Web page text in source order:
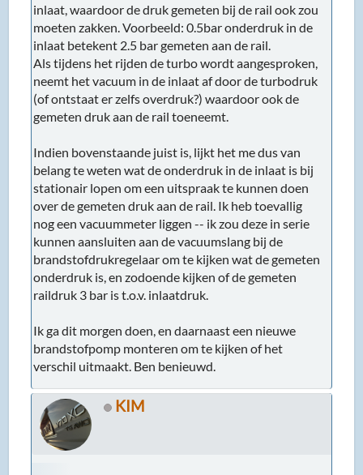
inlaat, waardoor de druk gemeten bij de rail ook zou
moeten zakken. Voorbeeld: 0.5bar onderdruk in de
inlaat betekent 2.5 bar gemeten aan de rail.
Als tijdens het rijden de turbo wordt aangesproken,
neemt het vacuum in de inlaat af door de turbodruk
(of ontstaat er zelfs overdruk?) waardoor ook de
gemeten druk aan de rail toeneemt.
Indien bovenstaande juist is, lijkt het me dus van
belang te weten wat de onderdruk in de inlaat is bij
stationair lopen om een uitspraak te kunnen doen
over de gemeten druk aan de rail. Ik heb toevallig
nog een vacuummeter liggen -- ik zou deze in serie
kunnen aansluiten aan de vacuumslang bij de
brandstofdrukregelaar om te kijken wat de gemeten
onderdruk is, en zodoende kijken of de gemeten
raildruk 3 bar is t.o.v. inlaatdruk.
Ik ga dit morgen doen, en daarnaast een nieuwe
brandstofpomp monteren om te kijken of het
verschil uitmaakt. Ben benieuwd.
KIM